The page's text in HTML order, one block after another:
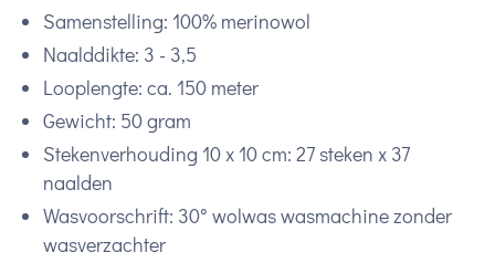
Samenstelling: 100% merinowol
Naalddikte: 3 - 3,5
Looplengte: ca. 150 meter
Gewicht: 50 gram
Stekenverhouding 10 x 10 cm: 27 steken x 37
naalden
Wasvoorschrift: 30° wolwas wasmachine zonder
wasverzachter